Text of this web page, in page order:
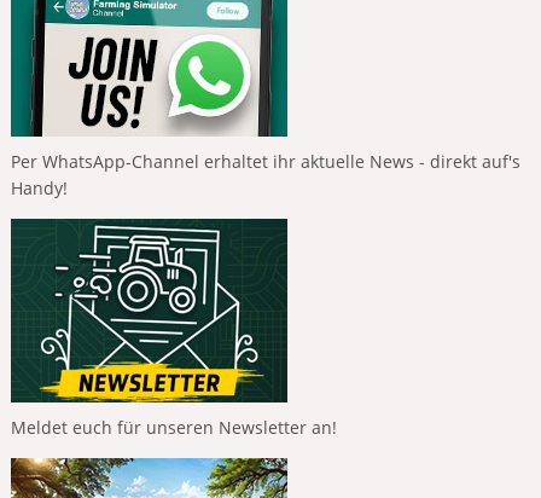
Per WhatsApp-Channel erhaltet ihr aktuelle News - direkt auf's
Handy!
Meldet euch für unseren Newsletter an!